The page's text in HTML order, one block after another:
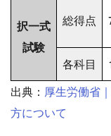
択一式
試験
総得点
各科目
出典： 厚生労働省
方について